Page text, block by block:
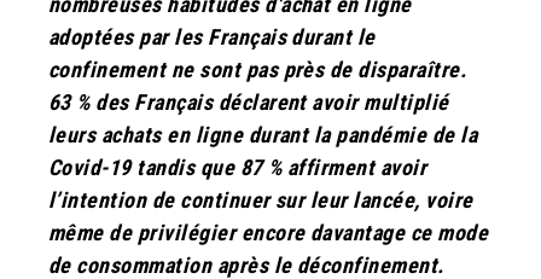
adoptées par les Français durant le
confinement ne sont pas près de disparaître.
63 % des Français déclarent avoir multiplié
leurs achats en ligne durant la pandémie de la
Covid-19 tandis que 87 % affirment avoir
l’intention de continuer sur leur lancée, voire
même de privilégier encore davantage ce mode
de consommation après le déconfinement.